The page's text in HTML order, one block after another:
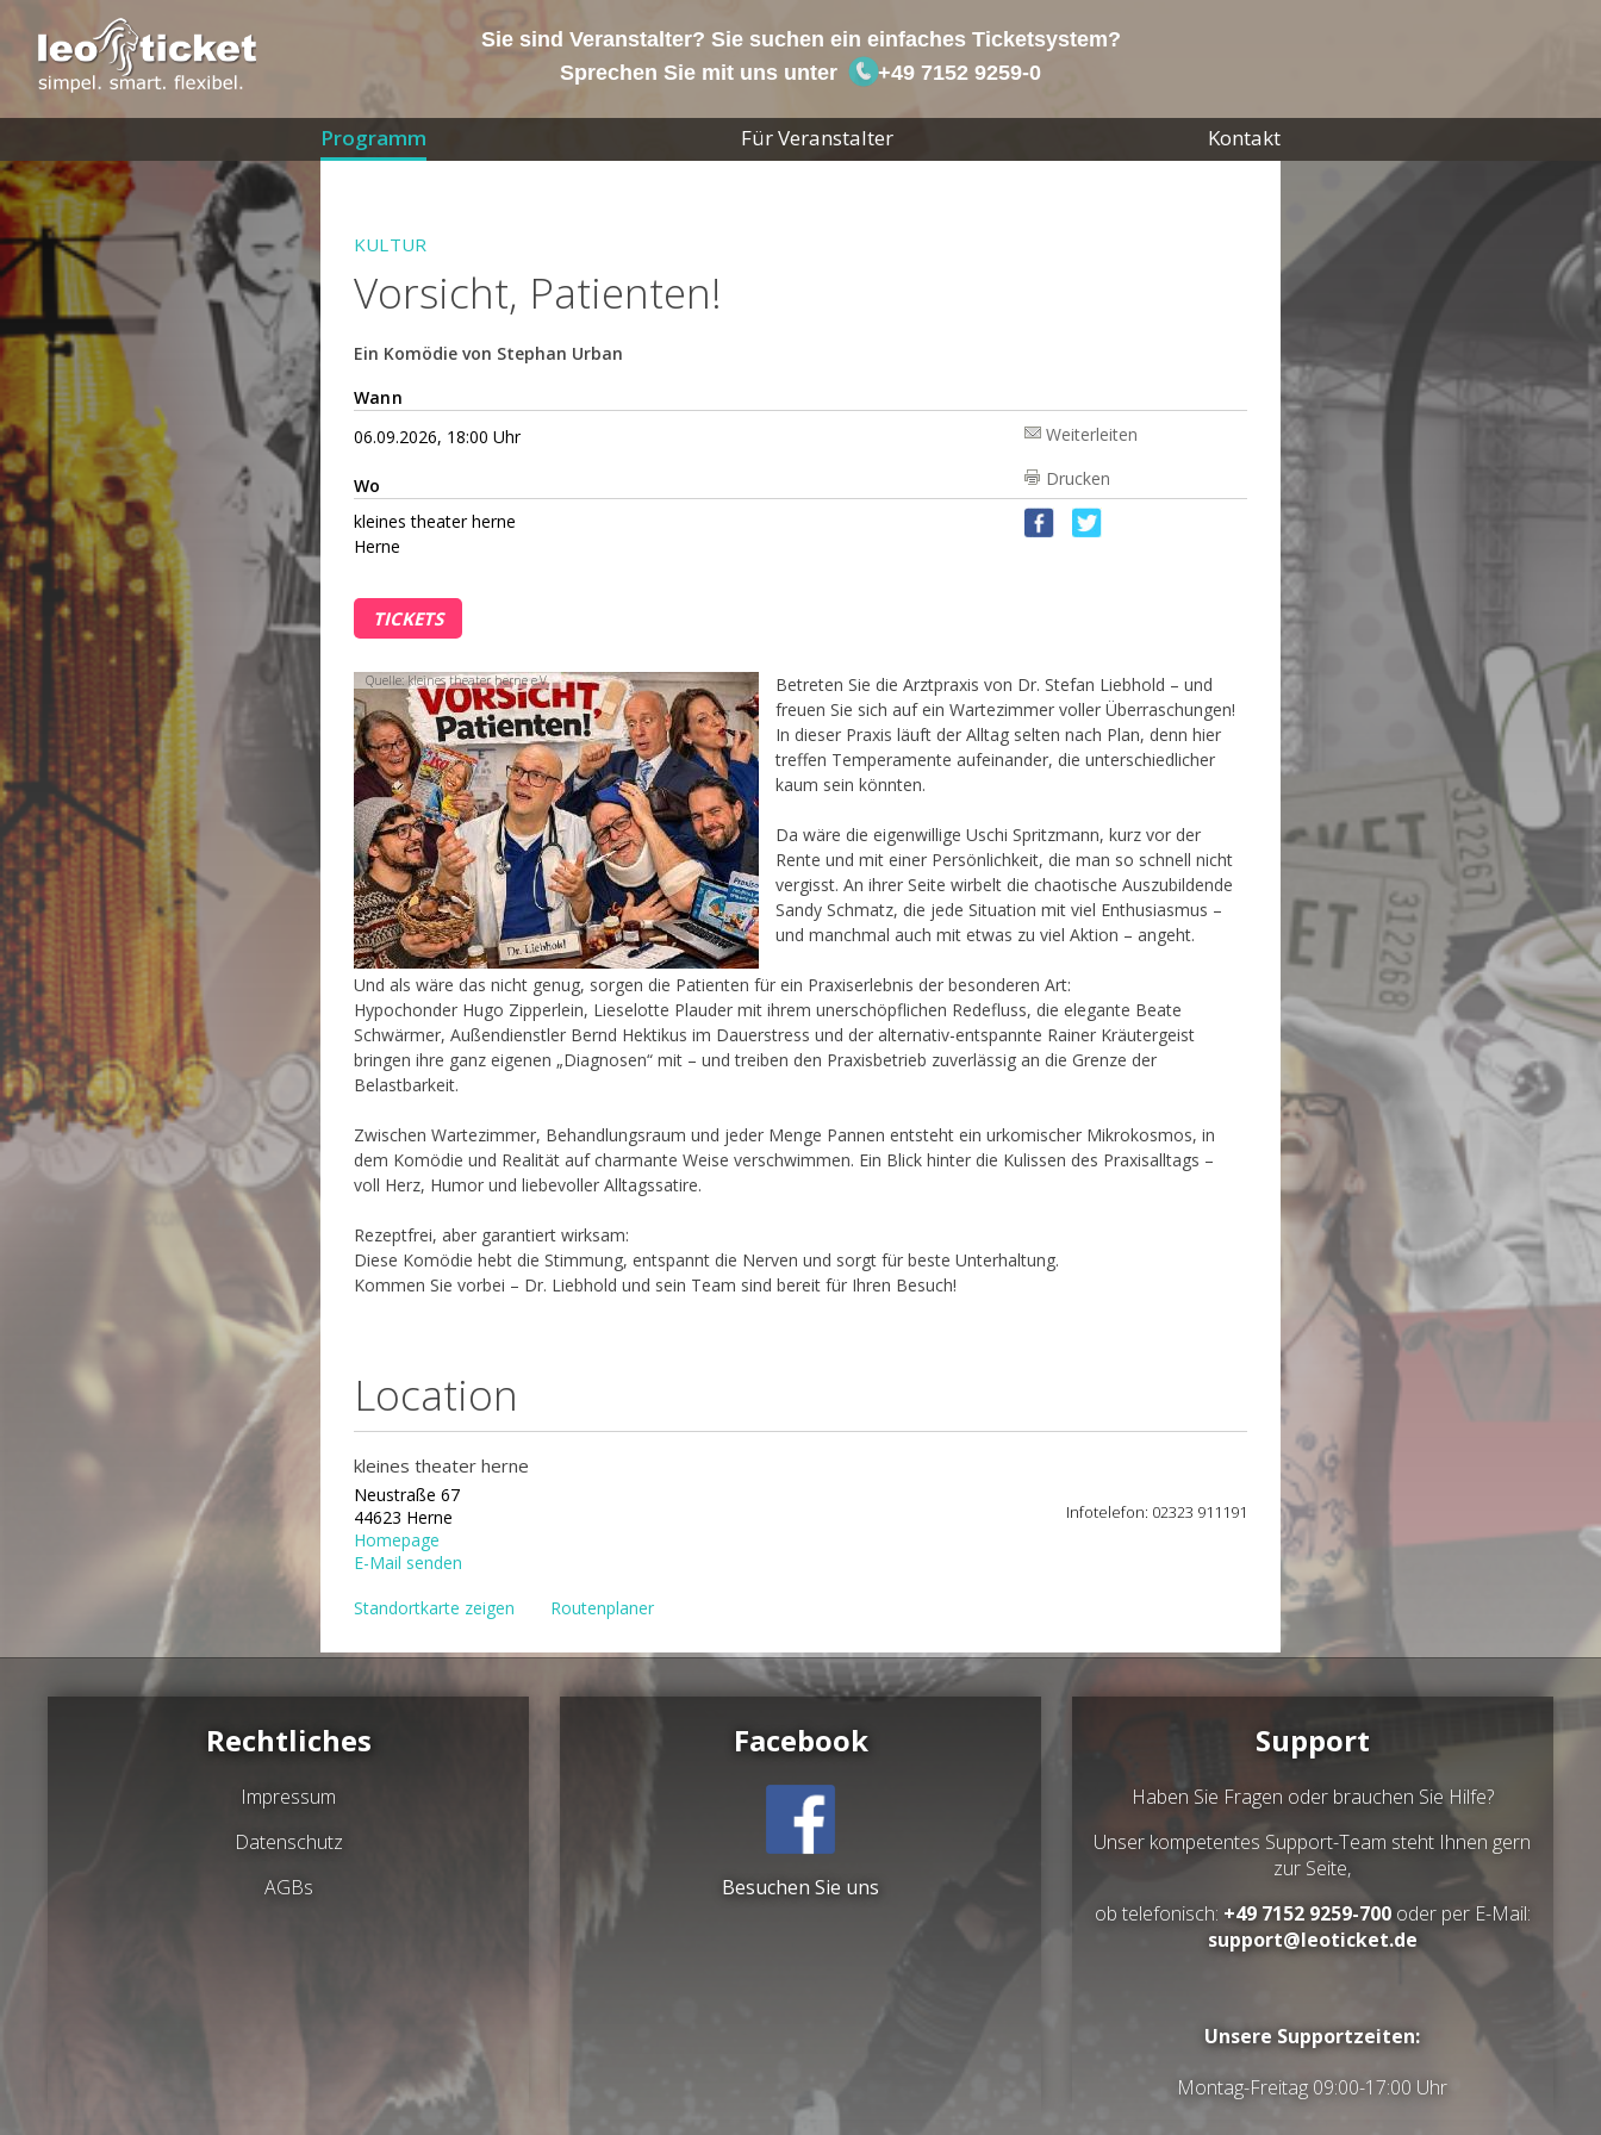
Sie sind Veranstalter? Sie suchen ein einfaches Ticketsystem?
Sprechen Sie mit uns unter
+49 7152 9259-0
Programm Für Veranstalter Kontakt
KULTUR
Vorsicht, Patienten!
Ein Komödie von Stephan Urban
Wann
06.09.2026, 18:00 Uhr
Weiterleiten
Wo
Drucken
kleines theater herne
Herne
TICKETS
Quelle: kleines theater herne e.V.
Betreten Sie die Arztpraxis von Dr. Stefan Liebhold – und
freuen Sie sich auf ein Wartezimmer voller Überraschungen!
In dieser Praxis läuft der Alltag selten nach Plan, denn hier
treffen Temperamente aufeinander, die unterschiedlicher
kaum sein könnten.
Da wäre die eigenwillige Uschi Spritzmann, kurz vor der
Rente und mit einer Persönlichkeit, die man so schnell nicht
vergisst. An ihrer Seite wirbelt die chaotische Auszubildende
Sandy Schmatz, die jede Situation mit viel Enthusiasmus –
und manchmal auch mit etwas zu viel Aktion – angeht.
Und als wäre das nicht genug, sorgen die Patienten für ein Praxiserlebnis der besonderen Art:
Hypochonder Hugo Zipperlein, Lieselotte Plauder mit ihrem unerschöpflichen Redefluss, die elegante Beate
Schwärmer, Außendienstler Bernd Hektikus im Dauerstress und der alternativ-entspannte Rainer Kräutergeist
bringen ihre ganz eigenen „Diagnosen“ mit – und treiben den Praxisbetrieb zuverlässig an die Grenze der
Belastbarkeit.
Zwischen Wartezimmer, Behandlungsraum und jeder Menge Pannen entsteht ein urkomischer Mikrokosmos, in
dem Komödie und Realität auf charmante Weise verschwimmen. Ein Blick hinter die Kulissen des Praxisalltags –
voll Herz, Humor und liebevoller Alltagssatire.
Rezeptfrei, aber garantiert wirksam:
Diese Komödie hebt die Stimmung, entspannt die Nerven und sorgt für beste Unterhaltung.
Kommen Sie vorbei – Dr. Liebhold und sein Team sind bereit für Ihren Besuch!
Location
kleines theater herne
Neustraße 67
44623 Herne
Homepage
E-Mail senden
Infotelefon: 02323 911191
Standortkarte zeigen Routenplaner
Rechtliches
Impressum
Datenschutz
AGBs
Facebook
Besuchen Sie uns
Support
Haben Sie Fragen oder brauchen Sie Hilfe?
Unser kompetentes Support-Team steht Ihnen gern
zur Seite,
ob telefonisch: +49 7152 9259-700oder per E-Mail:
support@leoticket.de
Unsere Supportzeiten:
Montag-Freitag 09:00-17:00 Uhr